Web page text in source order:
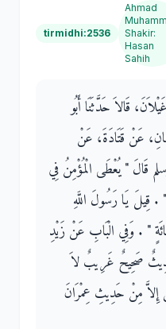
tirmidhi:2536
Ahmad
Shakir:
Hasan
Sahih
قَالاَ حَدَّثَنَا أَبُو
عَنْ قَتَادَةَ، عَنْ
قَالَ ‏"‏ يُعْطَى الْمُؤْمِنُ فِي
‏.‏ قِيلَ يَا رَسُولَ اللَّهِ
‏"‏ ‏.‏ وَفِي الْبَابِ عَنْ زَيْدِ
صَحِيحٌ غَرِيبٌ لاَ
مِنْ حَدِيثِ عِمْرَانَ